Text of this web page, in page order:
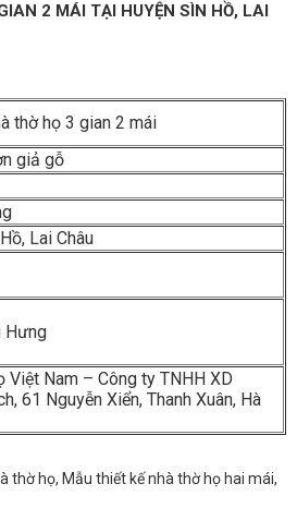
2 MÁI TẠI HUYỆN SÌN HỒ, LAI
thờ họ 3 gian 2 mái
giả gỗ
Lai Châu
Hưng
Việt Nam – Công ty TNHH XD
61 Nguyễn Xiển, Thanh Xuân, Hà
thờ họ, Mẫu thiết kế nhà thờ họ hai mái,